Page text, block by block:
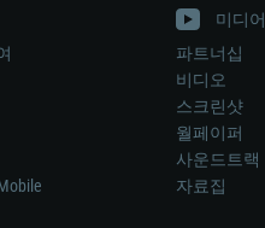
미디어
파트너십
비디오
스크린샷
월페이퍼
사운드트랙
자료집